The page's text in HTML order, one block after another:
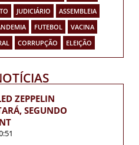
JUDICIÁRIO
ASSEMBLEIA
FUTEBOL
VACINA
CORRUPÇÃO ELEIÇÃO
ZEPPELIN
SEGUNDO